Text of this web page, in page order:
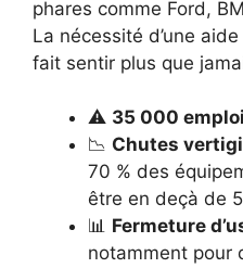
phares comme Ford,
La nécessité d’une
fait sentir plus que
⚠️ 35 000
📉 Chutes
70 % des
être en deçà de
📊 Fermeture
notamment pour